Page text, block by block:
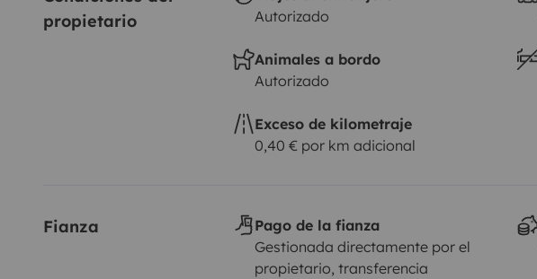
propietario
Autorizado
Animales a bordo
Autorizado
Exceso de kilometraje
0,40 € por km adicional
Fianza
Pago de la fianza
Gestionada directamente por el
propietario, transferencia